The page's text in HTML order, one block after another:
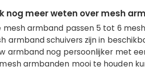
nog meer weten over mesh
mesh armband passen 5 tot 6
armband schuivers zijn in
armband nog persoonlijker met
armbanden mooi te houden